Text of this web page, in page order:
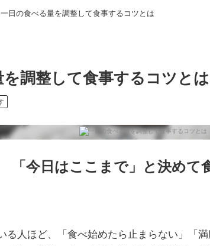
一日の食べる量を調整して食事するコツとは
調整して食事するコツとは
「今日はここまで」と決めて
る人ほど、「食べ始めたら止まらない」「